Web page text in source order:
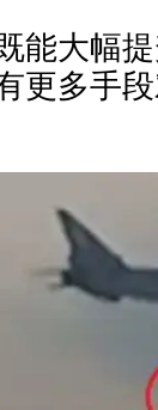
能大幅
更多手